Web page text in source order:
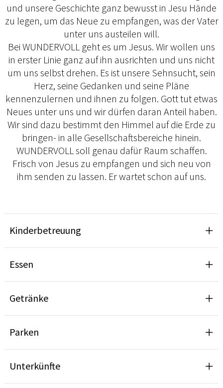
und unsere Geschichte ganz bewusst in Jesu Hände
zu legen, um das Neue zu empfangen, was der Vater
unter uns austeilen will.
Bei WUNDERVOLL geht es um Jesus. Wir wollen uns
in erster Linie ganz auf ihn ausrichten und uns nicht
um uns selbst drehen. Es ist unsere Sehnsucht, sein
Herz, seine Gedanken und seine Pläne
kennenzulernen und ihnen zu folgen. Gott tut etwas
Neues unter uns und wir dürfen daran Anteil haben.
Wir sind dazu bestimmt den Himmel auf die Erde zu
bringen- in alle Gesellschaftsbereiche hinein.
WUNDERVOLL soll genau dafür Raum schaffen.
Frisch von Jesus zu empfangen und sich neu von
ihm senden zu lassen. Er wartet schon auf uns.
Kinderbetreuung
Essen
Getränke
Parken
Unterkünfte